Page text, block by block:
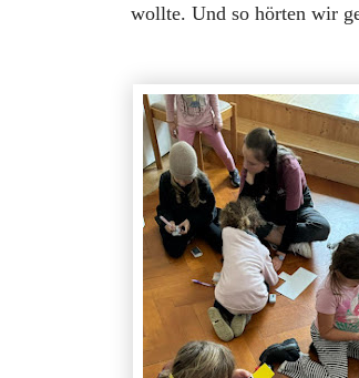
wollte. Und so hörten wir